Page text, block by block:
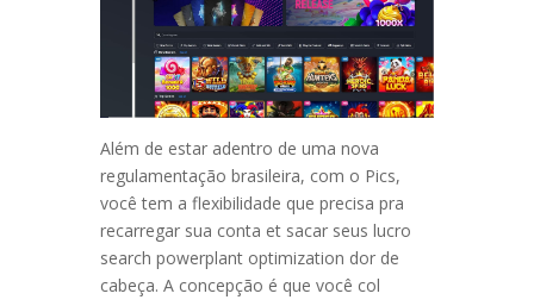
Além de estar adentro de uma nova
regulamentação brasileira, com o Pics,
você tem a flexibilidade que precisa pra
recarregar sua conta et sacar seus lucro
search powerplant optimization dor de
cabeça. A concepção é que você col